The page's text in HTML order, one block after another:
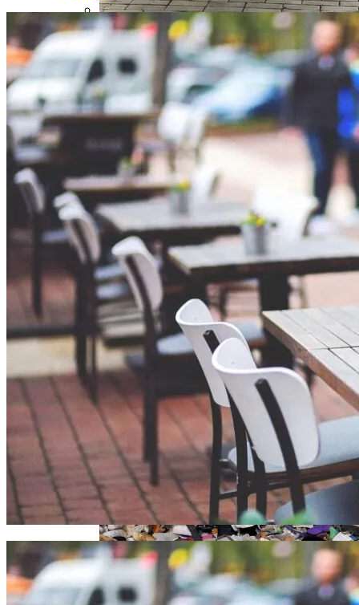
Растущая Концентрация Власти В
Руках Си Цзиньпина: Мир Не Обмануть
Военные Рельсы Спасут Британскую
Экономику?
Извержение Вулкана На Юге Исландии:
Чрезвычайное Положение И Эвакуация
В Столичном Парке Отличился Герой-
Парковки
В Киеве Люди Вынуждены Ходить К
Метро По Улице Без Тротуара